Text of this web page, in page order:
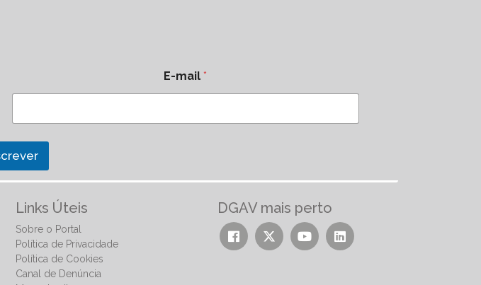
E-mail*
Links Úteis
Sobre o Portal
Política de Privacidade
Política de Cookies
Canal de Denúncia
DGAV mais perto